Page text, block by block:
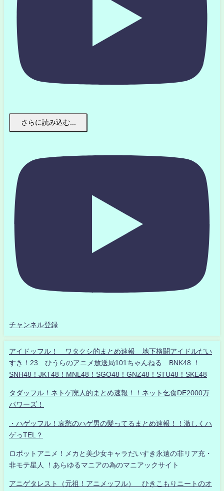
さらに読み込む...
チャンネル登録
アイドッフル！ ワタクシ的まとめ速報 地下格闘アイドルだい
すき！23 ひうらのアニメ放送局101ちゃんねる BNK48 ！
SNH48！JKT48！MNL48！SGO48！GNZ48！STU48！SKE48
タダッフル！ネトゲ廃人的まとめ速報！！ネット乞食DE2000万
パワーズ！
・ハゲッフル！哀愁のハゲ男の髪ってるまとめ速報！！激しくハ
ゲっTEL？
ロボットアニメ！メカと美少女キャラだいすき永遠の非リア充・
非モテ星人 ！あらゆるマニアの為のマニアックサイト
アニゲタレスト（元祖！アニメッフル） ひきこもりニートのオ